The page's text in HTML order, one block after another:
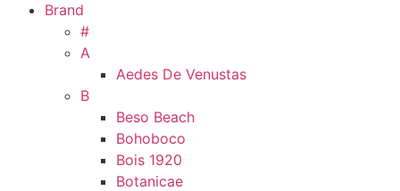
Brand
#
A
Aedes De Venustas
B
Beso Beach
Bohoboco
Bois 1920
Botanicae